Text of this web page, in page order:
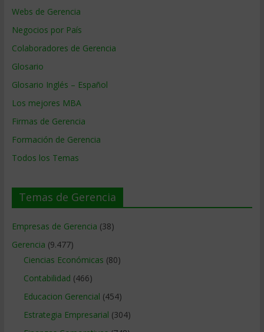
Webs de Gerencia
Negocios por País
Colaboradores de Gerencia
Glosario
Glosario Inglés – Español
Los mejores MBA
Firmas de Gerencia
Formación de Gerencia
Todos los Temas
Temas de Gerencia
Empresas de Gerencia (38)
Gerencia (9.477)
Ciencias Económicas (80)
Contabilidad (466)
Educacion Gerencial (454)
Estrategia Empresarial (304)